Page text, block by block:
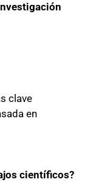
clave
en
científicos?